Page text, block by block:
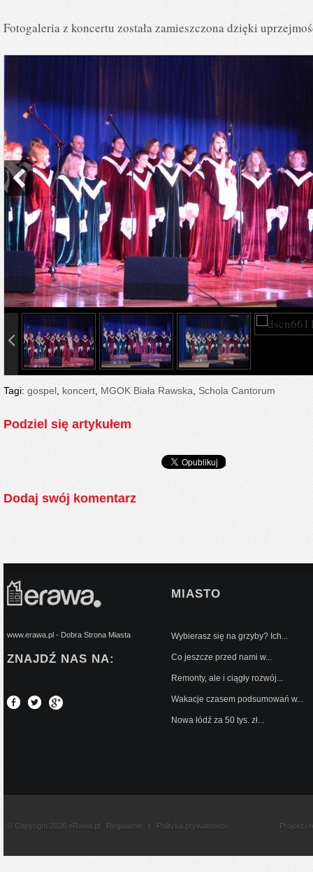
Fotogaleria z koncertu została zamieszczona dzięki
info heading
info content
Tagi: gospel koncert MGOK Biała Rawska Schola Cantorum
Podziel się artykułem
Dodaj swój komentarz
www.erawa.pl - Dobra Strona Miasta
ZNAJDŹ NAS NA:
MIASTO
Wybierasz się na grzyby? Ich...
Co jeszcze przed nami w...
Remonty, ale i ciągły rozwój...
Wakacje czasem podsumowań w...
Nowa łódź za 50 tys. zł...
© Copyright 2026 eRawa.pl Regulamin | Polityka prywatnosci Projekt i